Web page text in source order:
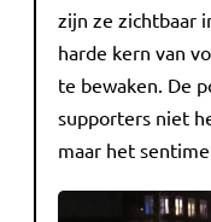
zijn ze zichtbaar
harde kern van
te bewaken. De
supporters niet
maar het